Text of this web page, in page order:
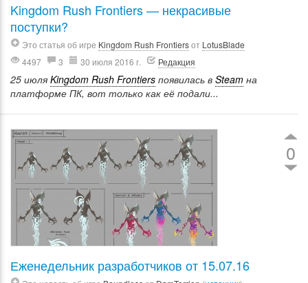
Kingdom Rush Frontiers — некрасивые
поступки?
Это статья об игре Kingdom Rush Frontiersот LotusBlade
4497
3 30 июля 2016 г. Редакция
25 июля Kingdom Rush Frontiers появилась в Steam на
платформе ПК, вот только как её подали...
0
Еженедельник разработчиков от 15.07.16